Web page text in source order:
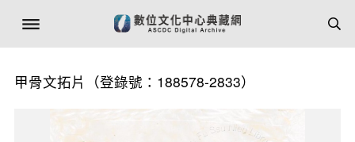
甲骨文拓片（登錄號：188578-2833）